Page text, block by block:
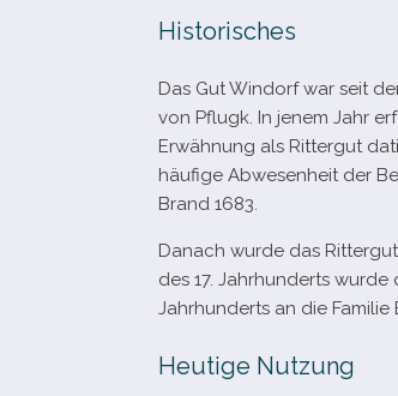
Historisches
Das Gut Windorf war seit
von Pflugk. In jenem Jahr
Erwähnung als Rittergut
häu­fige Abwesenheit der
Brand 1683.
Danach wurde das
des 17. Jahrhunderts
Jahrhunderts an die
Heutige Nutzung